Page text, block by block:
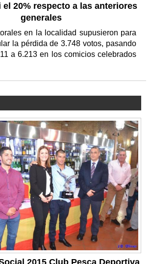
20% respecto a las anteriores
generales
en la localidad supusieron para
la pérdida de 3.748 votos, pasando
a 6.213 en los comicios celebrados
2015 Club Pesca Deportiva